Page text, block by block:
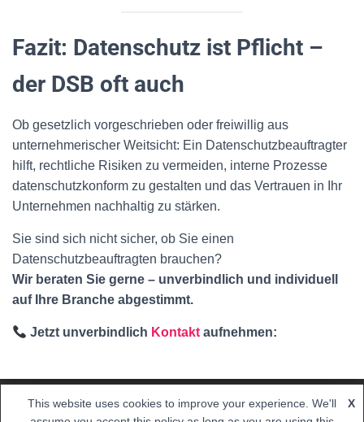
Fazit: Datenschutz ist Pflicht –
der DSB oft auch
Ob gesetzlich vorgeschrieben oder freiwillig aus
unternehmerischer Weitsicht: Ein Datenschutzbeauftragter
hilft, rechtliche Risiken zu vermeiden, interne Prozesse
datenschutzkonform zu gestalten und das Vertrauen in Ihr
Unternehmen nachhaltig zu stärken.
Sie sind sich nicht sicher, ob Sie einen
Datenschutzbeauftragten brauchen?
Wir beraten Sie gerne – unverbindlich und individuell
auf Ihre Branche abgestimmt.
Jetzt unverbindlich Kontaktaufnehmen:
This website uses cookies to improve your experience. We'll
X